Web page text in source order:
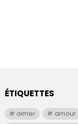
ÉTIQUETTES
aimer amour